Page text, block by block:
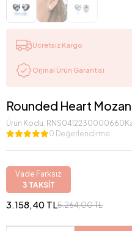
Ücretsiz Kargo
Orjinal Ürün Garantisi
Rounded Heart
Ürün Kodu: RNS0412230000660
0 Değerlendirme
Vade Farksız
3 TAKSİT
3.158,40 TL5.264,00 TL